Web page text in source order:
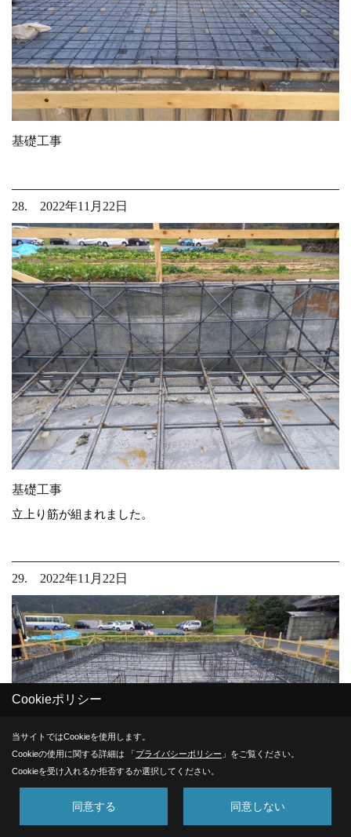
基礎工事
28. 2022年11月22日
基礎工事
立上り筋が組まれました。
29. 2022年11月22日
Cookieポリシー
当サイトではCookieを使用します。
Cookieの使用に関する詳細は 「プライバシーポリシー 」をご覧ください。
Cookieを受け入れるか拒否するか選択してください。
同意する 同意しない